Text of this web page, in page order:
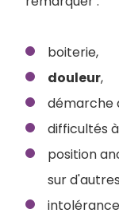
boiterie,
douleur,
démarche
difficultés
position
sur